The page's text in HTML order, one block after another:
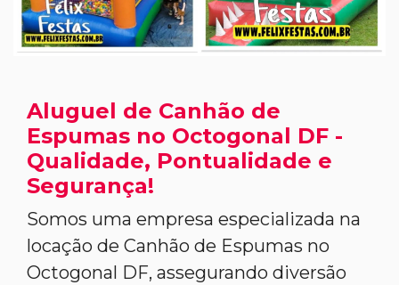
Aluguel de Canhão de
Espumas no Octogonal DF -
Qualidade, Pontualidade e
Segurança!
Somos uma empresa especializada na
locação de Canhão de Espumas no
Octogonal DF, assegurando diversão